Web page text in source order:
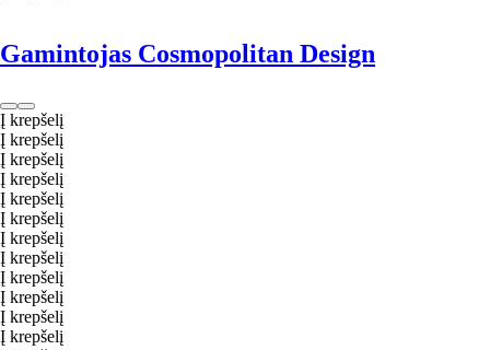
Gamintojas Cosmopolitan Design
Į krepšelį
Į krepšelį
Į krepšelį
Į krepšelį
Į krepšelį
Į krepšelį
Į krepšelį
Į krepšelį
Į krepšelį
Į krepšelį
Į krepšelį
Į krepšelį